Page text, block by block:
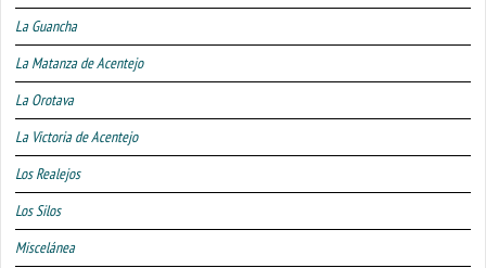
La Guancha
La Matanza de Acentejo
La Orotava
La Victoria de Acentejo
Los Realejos
Los Silos
Miscelánea